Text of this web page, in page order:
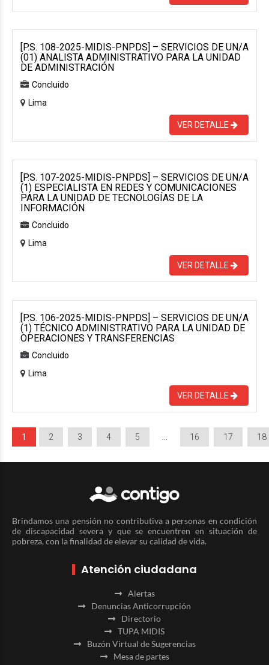
[P.S. 108-2025-MIDIS-PNPDS] – SERVICIOS DE UN/A
(01) ANALISTA ADMINISTRATIVO PARA LA UNIDAD
DE ADMINISTRACIÓN
Concluido
Lima
VER DETALLE
[P.S. 107-2025-MIDIS-PNPDS] – SERVICIOS DE UN/A
(1) ESPECIALISTA EN REDES Y COMUNICACIONES
PARA LA UNIDAD DE TECNOLOGÍAS DE LA
INFORMACIÓN
Concluido
Lima
VER DETALLE
[P.S. 106-2025-MIDIS-PNPDS] – SERVICIOS DE UN/A
(1) TÉCNICO ADMINISTRATIVO PARA LA UNIDAD DE
OPERACIONES Y TRANSFERENCIAS
Concluido
Lima
VER DETALLE
1 2 3 4 5 16 17 18
Brindamos una pensión no contributiva a personas en condición
de discapacidad severa y que se encuentren en situación de
pobreza, con la finalidad de elevar su calidad de vida.
Atención ciudadana
Alertas
Denuncias Anticorrupción
Directorio
TUPA MIDIS
Buzón Virtual de Sugerencias
Mesa de partes